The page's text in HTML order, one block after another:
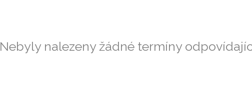
Nebyly nalezeny žádné termíny